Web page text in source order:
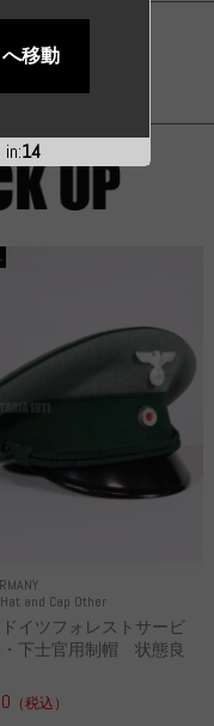
and Cap Other
イツフォレストサービ
下士官用制帽 状態良
（税込）
13
へ移動